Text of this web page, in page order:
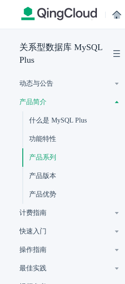
|
关系型数据库 MySQL
Plus
动态与公告
产品简介
什么是 MySQL Plus
功能特性
产品系列
产品版本
产品优势
计费指南
快速入门
操作指南
最佳实践